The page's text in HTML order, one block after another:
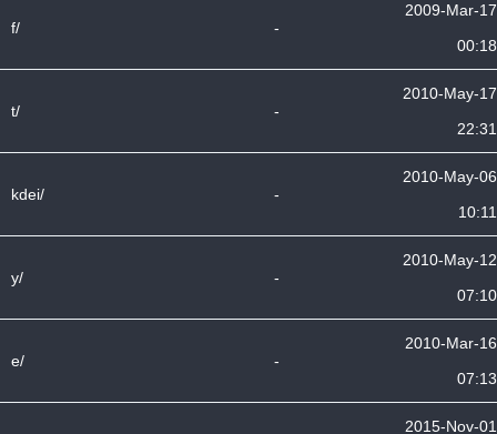
f/ -
2009-Mar-17
00:18
t/ -
2010-May-17
22:31
kdei/ -
2010-May-06
10:11
y/ -
2010-May-12
07:10
e/ -
2010-Mar-16
07:13
2015-Nov-01